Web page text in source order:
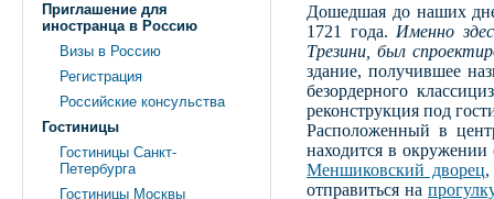
Приглашение для
иностранца в Россию
Визы в Россию
Регистрация
Российские консульства
Гостиницы
Гостиницы Санкт-
Петербурга
Гостиницы Москвы
Дошедшая до наших
1721 года. Именно
Трезини, был
здание, получившее
безордерного
реконструкция под
Расположенный в
находится в окружении
Меншиковский дворец,
отправиться на